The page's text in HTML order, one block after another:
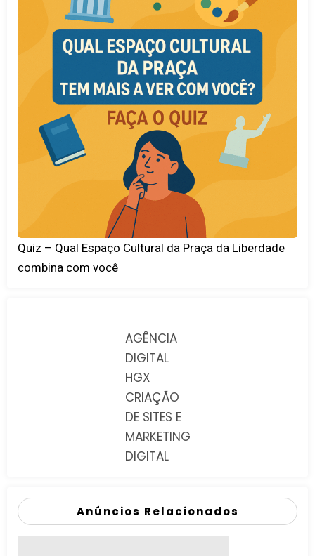
Quiz – Qual Espaço Cultural da Praça da Liberdade
combina com você
AGÊNCIA
DIGITAL
HGX
CRIAÇÃO
DE SITES E
MARKETING
DIGITAL
Anúncios Relacionados